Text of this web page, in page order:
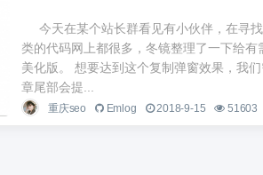
今天在某个站长群看见有小伙伴，在寻
类的代码网上都很多，冬镜整理了一下给
美化版。 想要达到这个复制弹窗效果，我
章尾部会提...
重庆seo Emlog 2018-9-15 51603